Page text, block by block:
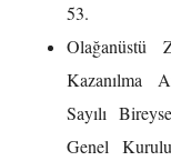
53.
Olağanüstü
Kazanılma
Sayılı
Genel